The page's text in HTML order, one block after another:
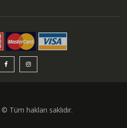
Tüm hakları saklıdır.